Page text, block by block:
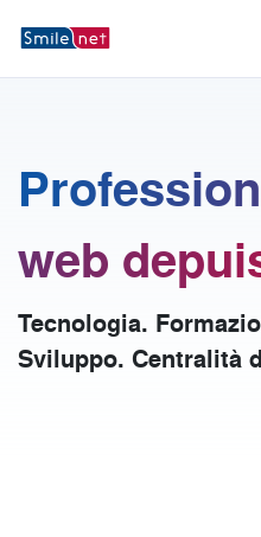
web
Tecnologia.
Sviluppo. Centralità